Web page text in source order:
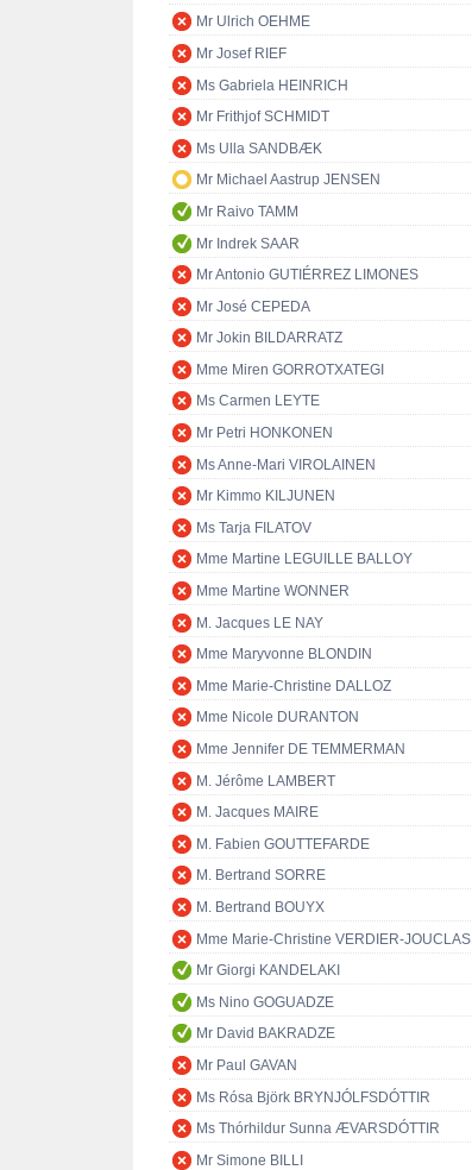
Mr Ulrich OEHME
Mr Josef RIEF
Ms Gabriela HEINRICH
Mr Frithjof SCHMIDT
Ms Ulla SANDBÆK
Mr Michael Aastrup JENSEN
Mr Raivo TAMM
Mr Indrek SAAR
Mr Antonio GUTIÉRREZ LIMONES
Mr José CEPEDA
Mr Jokin BILDARRATZ
Mme Miren GORROTXATEGI
Ms Carmen LEYTE
Mr Petri HONKONEN
Ms Anne-Mari VIROLAINEN
Mr Kimmo KILJUNEN
Ms Tarja FILATOV
Mme Martine LEGUILLE BALLOY
Mme Martine WONNER
M. Jacques LE NAY
Mme Maryvonne BLONDIN
Mme Marie-Christine DALLOZ
Mme Nicole DURANTON
Mme Jennifer DE TEMMERMAN
M. Jérôme LAMBERT
M. Jacques MAIRE
M. Fabien GOUTTEFARDE
M. Bertrand SORRE
M. Bertrand BOUYX
Mme Marie-Christine VERDIER-JOUCLAS
Mr Giorgi KANDELAKI
Ms Nino GOGUADZE
Mr David BAKRADZE
Mr Paul GAVAN
Ms Rósa Björk BRYNJÓLFSDÓTTIR
Ms Thórhildur Sunna ÆVARSDÓTTIR
Mr Simone BILLI